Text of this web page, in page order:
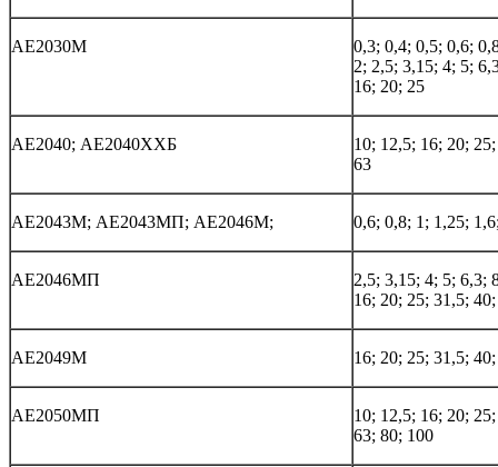
АЕ2030М
0,3; 0,4; 0,5; 0,6;
2; 2,5; 3,15; 4; 5;
16; 20; 25
АЕ2040; АЕ2040ХХБ
10; 12,5; 16; 20;
63
АЕ2043М; АЕ2043МП; АЕ2046М; 0,6; 0,8; 1; 1,25;
АЕ2046МП
2,5; 3,15; 4; 5; 6,3;
16; 20; 25; 31,5;
АЕ2049М 16; 20; 25; 31,5;
АЕ2050МП
10; 12,5; 16; 20;
63; 80; 100